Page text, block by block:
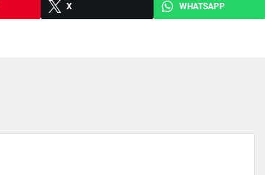
X WHATSAPP